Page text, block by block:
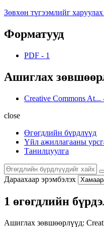
Зөвхөн түгээмлийг
Форматууд
PDF - 1
Ашиглах
Creative Commons At...
close
Өгөгдлийн бүрдлүүд
Үйл ажиллагааны
Танилцуулга
Дараахаар эрэмбэлэх
1 өгөгдлийн
Ашиглах зөвшөөрлүүд: